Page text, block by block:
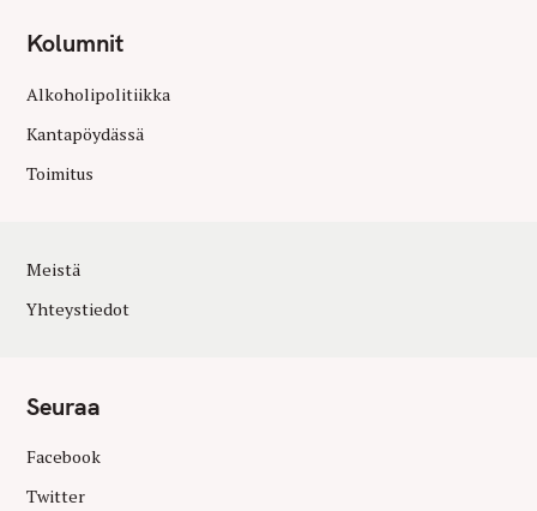
Kolumnit
Alkoholipolitiikka
Kantapöydässä
Toimitus
Meistä
Yhteystiedot
Seuraa
Facebook
Twitter